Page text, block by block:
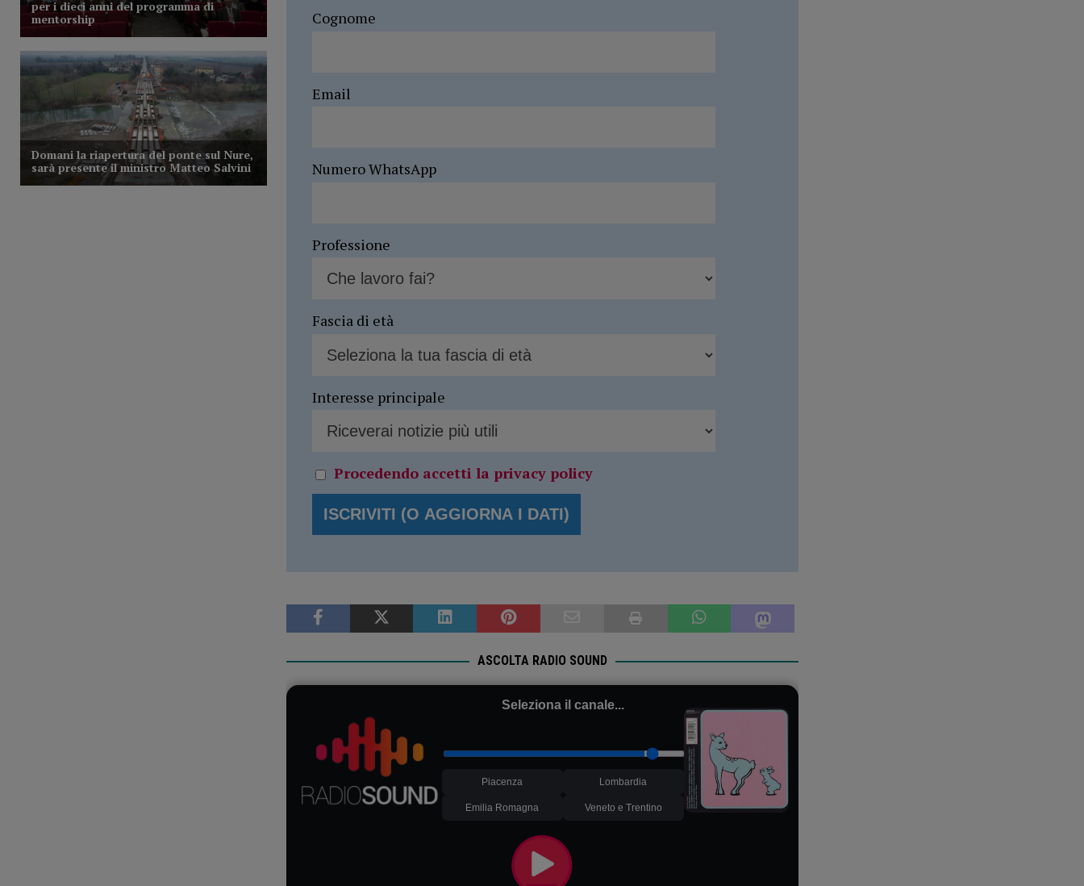
Cognome
Email
Numero WhatsApp
Professione
Fascia di età
Interesse principale
Procedendo accetti la privacy policy
ASCOLTA RADIO SOUND
Seleziona il canale...
Piacenza Lombardia
Emilia Romagna Veneto e Trentino